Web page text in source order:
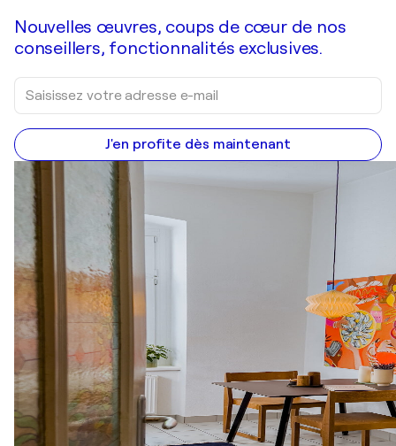
Nouvelles œuvres, coups de cœur de nos
conseillers, fonctionnalités exclusives.
J'en profite dès maintenant